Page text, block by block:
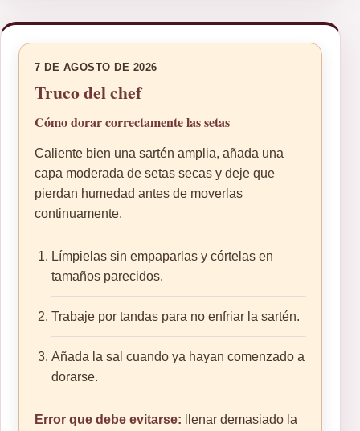
7 DE AGOSTO DE 2026
Truco del chef
Cómo dorar correctamente las setas
Caliente bien una sartén amplia, añada una
capa moderada de setas secas y deje que
pierdan humedad antes de moverlas
continuamente.
Límpielas sin empaparlas y córtelas en
tamaños parecidos.
Trabaje por tandas para no enfriar la sartén.
Añada la sal cuando ya hayan comenzado a
dorarse.
Error que debe evitarse: llenar demasiado la